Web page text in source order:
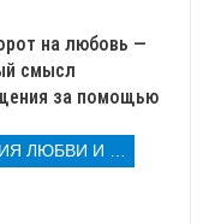
и отношений. Но
пройти какой-
что чувства
маниакально от
на любовь —
смысл
за помощью